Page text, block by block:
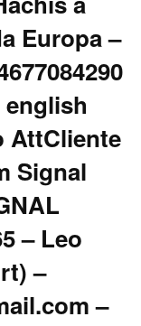
Europa –
english
AttCliente
Signal
– Leo
–
–